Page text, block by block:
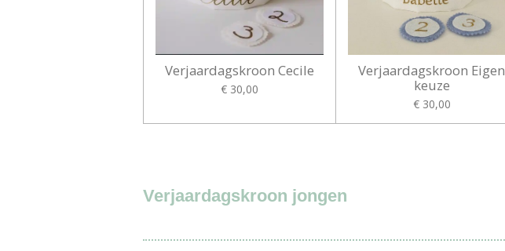
Verjaardagskroon Cecile
€ 30,00
Verjaardagskroon Eigen
keuze
€ 30,00
Verjaardagskroon jongen